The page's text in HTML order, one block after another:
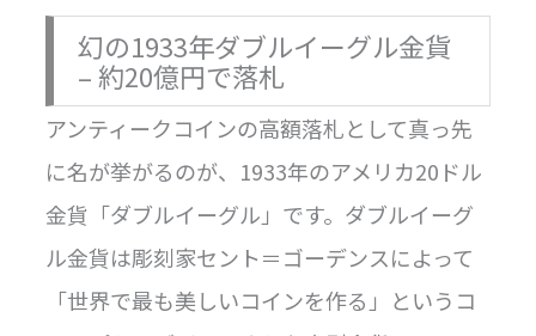
幻の1933年ダブルイーグル金貨
– 約20億円で落札
アンティークコインの高額落札として真っ先
に名が挙がるのが、1933年のアメリカ20ドル
金貨「ダブルイーグル」です。ダブルイーグ
ル金貨は彫刻家セント＝ゴーデンスによって
「世界で最も美しいコインを作る」というコ